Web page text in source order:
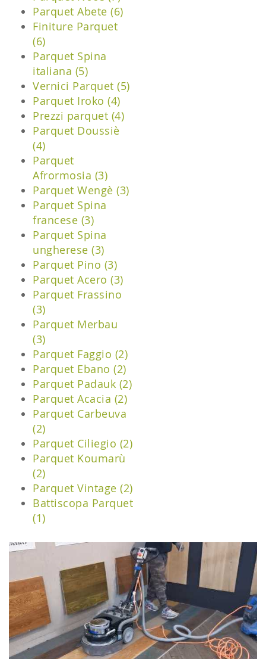
Parquet Abete (6)
Finiture Parquet
(6)
Parquet Spina
italiana (5)
Vernici Parquet (5)
Parquet Iroko (4)
Prezzi parquet (4)
Parquet Doussiè
(4)
Parquet
Afrormosia (3)
Parquet Wengè (3)
Parquet Spina
francese (3)
Parquet Spina
ungherese (3)
Parquet Pino (3)
Parquet Acero (3)
Parquet Frassino
(3)
Parquet Merbau
(3)
Parquet Faggio (2)
Parquet Ebano (2)
Parquet Padauk (2)
Parquet Acacia (2)
Parquet Carbeuva
(2)
Parquet Ciliegio (2)
Parquet Koumarù
(2)
Parquet Vintage (2)
Battiscopa Parquet
(1)